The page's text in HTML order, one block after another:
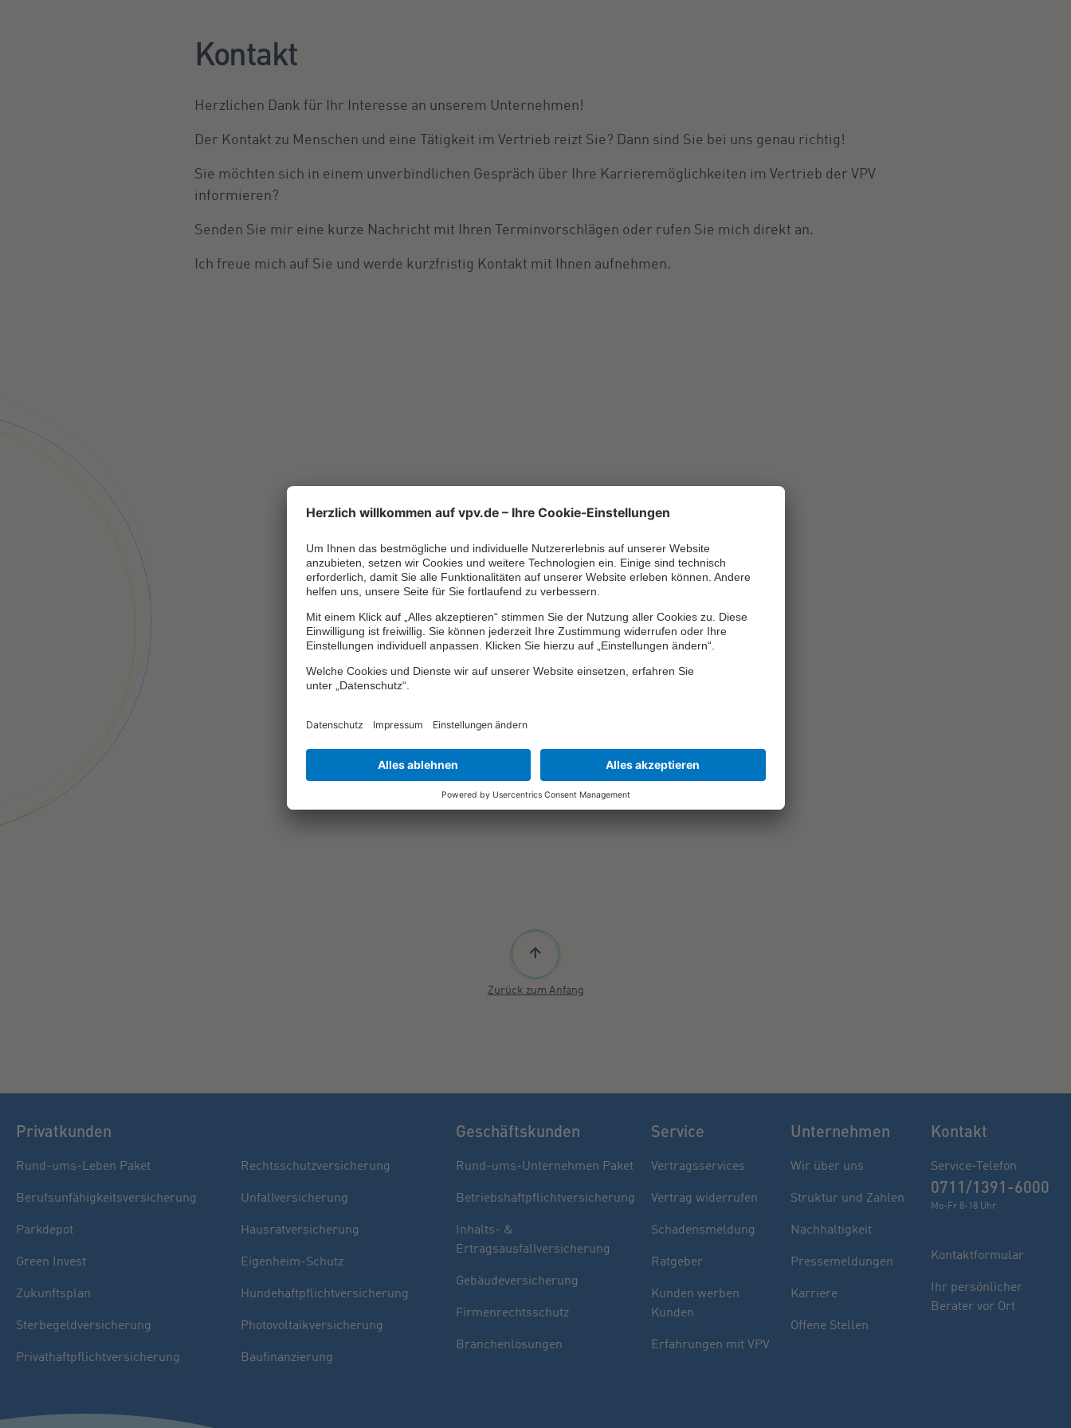
Kontakt
Herzlichen Dank für Ihr Interesse an unserem Unternehmen!
Der Kontakt zu Menschen und eine Tätigkeit im Vertrieb reizt Sie? Dann sind Sie bei uns genau richtig!
Sie möchten sich in einem unverbindlichen Gespräch über Ihre Karrieremöglichkeiten im Vertrieb der VPV
informieren?
Senden Sie mir eine kurze Nachricht mit Ihren Terminvorschlägen oder rufen Sie mich direkt an.
Ich freue mich auf Sie und werde kurzfristig Kontakt mit Ihnen aufnehmen.
Zurück zum Anfang
Privatkunden
Rund-ums-Leben Paket
Berufsunfähigkeitsversicherung
Parkdepot
Green Invest
Zukunftsplan
Sterbegeldversicherung
Privathaftpflichtversicherung
Rechtsschutzversicherung
Unfallversicherung
Hausratversicherung
Eigenheim-Schutz
Hundehaftpflichtversicherung
Photovoltaikversicherung
Baufinanzierung
Geschäftskunden
Rund-ums-Unternehmen Paket
Betriebshaftpflichtversicherung
Inhalts- &
Ertragsausfallversicherung
Gebäudeversicherung
Firmenrechtsschutz
Branchenlösungen
Service
Vertragsservices
Vertrag widerrufen
Schadensmeldung
Ratgeber
Kunden werben
Kunden
Erfahrungen mit VPV
Unternehmen
Wir über uns
Struktur und Zahlen
Nachhaltigkeit
Pressemeldungen
Karriere
Offene Stellen
Kontakt
Service-Telefon
0711/1391-6000
Mo-Fr 8-18 Uhr
Kontaktformular
Ihr persönlicher
Berater vor Ort